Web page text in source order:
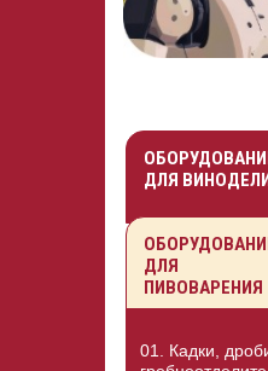
ДЛЯ
ДЛЯ
ПИВОВАРЕНИЯ
01. Кадки,